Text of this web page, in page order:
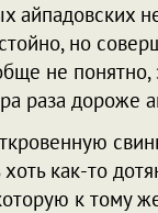
айпадовских
но
не
раза дороже
как-то
к тому